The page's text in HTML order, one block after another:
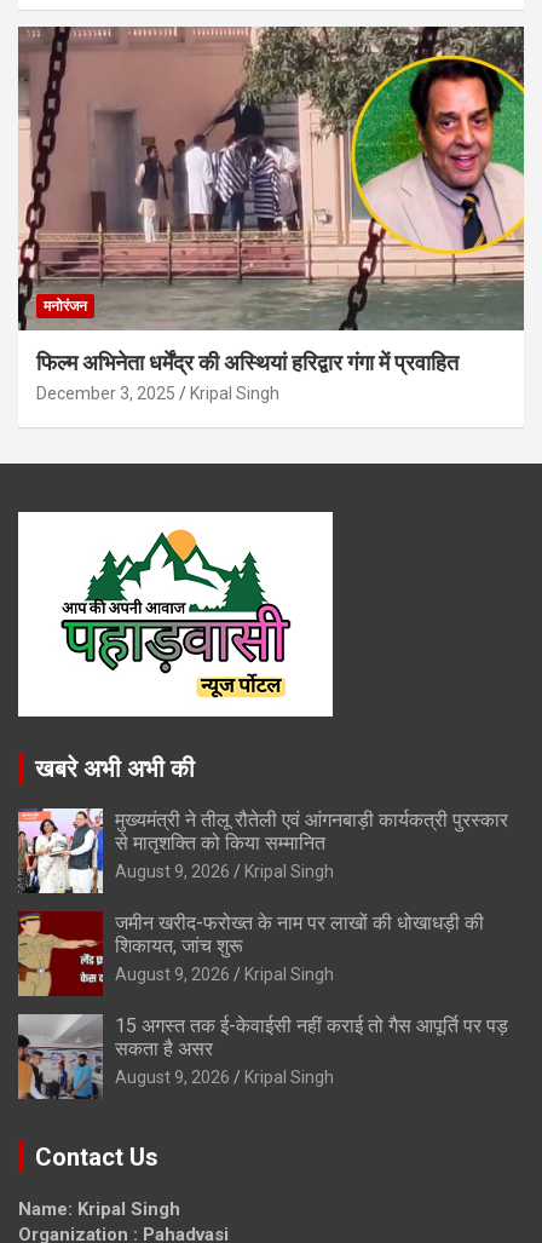
मनोरंजन
फिल्म अभिनेता धर्मेंद्र की अस्थियां हरिद्वार गंगा में प्रवाहित
December 3, 2025 Kripal Singh
खबरे अभी अभी की
मुख्यमंत्री ने तीलू रौतेली एवं आंगनबाड़ी कार्यकत्री पुरस्कार
से मातृशक्ति को किया सम्मानित
August 9, 2026 Kripal Singh
जमीन खरीद-फरोख्त के नाम पर लाखों की धोखाधड़ी की
शिकायत, जांच शुरू
August 9, 2026 Kripal Singh
15 अगस्त तक ई-केवाईसी नहीं कराई तो गैस आपूर्ति पर पड़
सकता है असर
August 9, 2026 Kripal Singh
Contact Us
Name: Kripal Singh
Organization : Pahadvasi